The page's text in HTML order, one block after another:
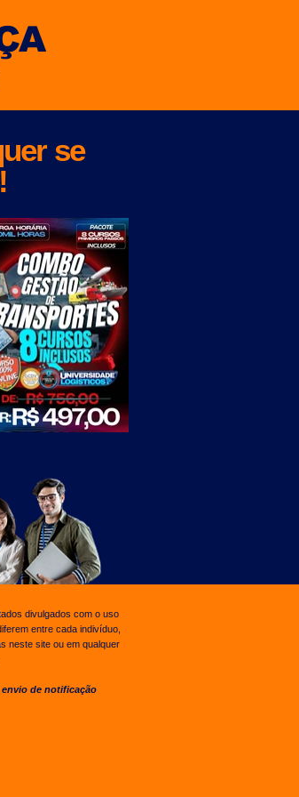
se
divulgados com o uso
entre cada indivíduo,
neste site ou em qualquer
de notificação